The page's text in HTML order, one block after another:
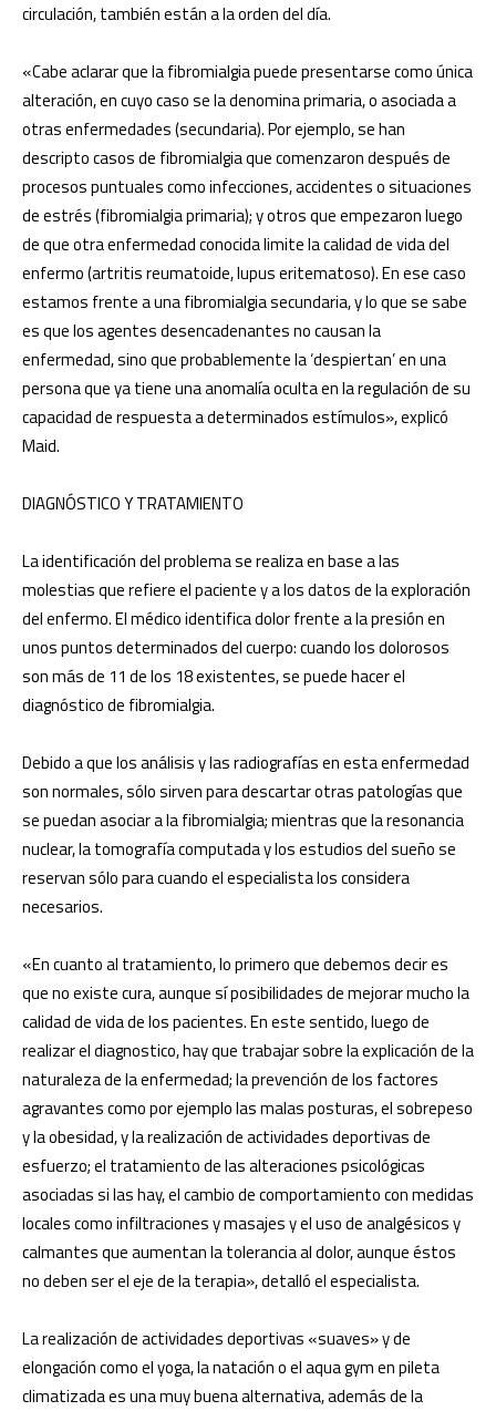
circulación, también están a la orden del día.
«Cabe aclarar que la fibromialgia puede presentarse como única
alteración, en cuyo caso se la denomina primaria, o asociada a
otras enfermedades (secundaria). Por ejemplo, se han
descripto casos de fibromialgia que comenzaron después de
procesos puntuales como infecciones, accidentes o situaciones
de estrés (fibromialgia primaria); y otros que empezaron luego
de que otra enfermedad conocida limite la calidad de vida del
enfermo (artritis reumatoide, lupus eritematoso). En ese caso
estamos frente a una fibromialgia secundaria, y lo que se sabe
es que los agentes desencadenantes no causan la
enfermedad, sino que probablemente la ‘despiertan’ en una
persona que ya tiene una anomalía oculta en la regulación de su
capacidad de respuesta a determinados estímulos», explicó
Maid.
DIAGNÓSTICO Y TRATAMIENTO
La identificación del problema se realiza en base a las
molestias que refiere el paciente y a los datos de la exploración
del enfermo. El médico identifica dolor frente a la presión en
unos puntos determinados del cuerpo: cuando los dolorosos
son más de 11 de los 18 existentes, se puede hacer el
diagnóstico de fibromialgia.
Debido a que los análisis y las radiografías en esta enfermedad
son normales, sólo sirven para descartar otras patologías que
se puedan asociar a la fibromialgia; mientras que la resonancia
nuclear, la tomografía computada y los estudios del sueño se
reservan sólo para cuando el especialista los considera
necesarios.
«En cuanto al tratamiento, lo primero que debemos decir es
que no existe cura, aunque sí posibilidades de mejorar mucho la
calidad de vida de los pacientes. En este sentido, luego de
realizar el diagnostico, hay que trabajar sobre la explicación de la
naturaleza de la enfermedad; la prevención de los factores
agravantes como por ejemplo las malas posturas, el sobrepeso
y la obesidad, y la realización de actividades deportivas de
esfuerzo; el tratamiento de las alteraciones psicológicas
asociadas si las hay, el cambio de comportamiento con medidas
locales como infiltraciones y masajes y el uso de analgésicos y
calmantes que aumentan la tolerancia al dolor, aunque éstos
no deben ser el eje de la terapia», detalló el especialista.
La realización de actividades deportivas «suaves» y de
elongación como el yoga, la natación o el aqua gym en pileta
climatizada es una muy buena alternativa, además de la